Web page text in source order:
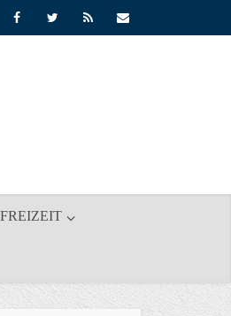
FREIZEIT